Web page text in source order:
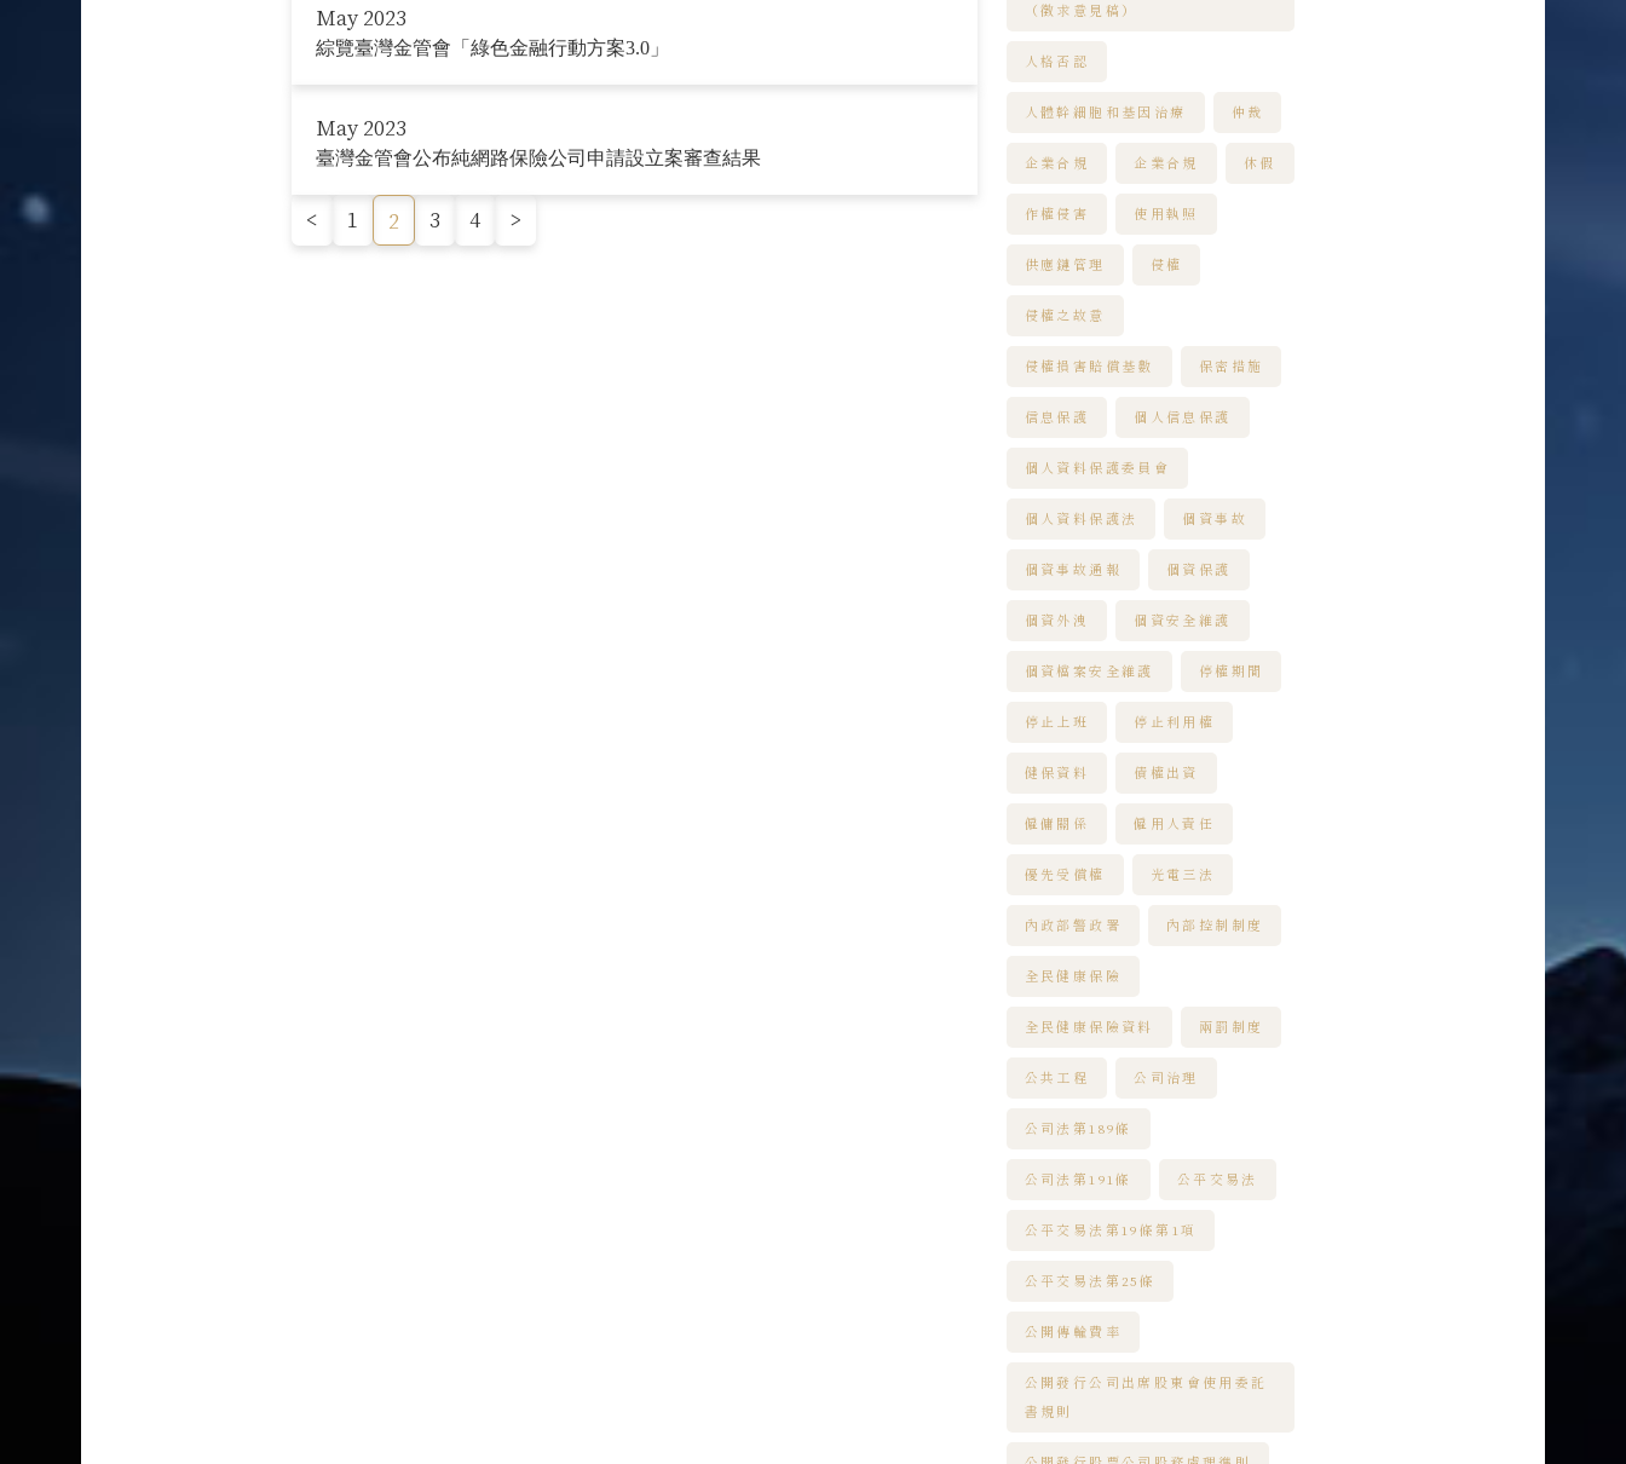
May 2023
綜覽臺灣金管會「綠色金融行動方案3.0」
May 2023
臺灣金管會公布純網路保險公司申請設立案審查結果
< 1 2 3 4 >
（徵求意見稿）
人格否認
人體幹細胞和基因治療 仲裁
企業合規 企業合規 休假
作權侵害 使用執照
供應鏈管理 侵權
侵權之故意
侵權損害賠償基數 保密措施
信息保護 個人信息保護
個人資料保護委員會
個人資料保護法 個資事故
個資事故通報 個資保護
個資外洩 個資安全維護
個資檔案安全維護 停權期間
停止上班 停止利用權
健保資料 債權出資
僱傭關係 僱用人責任
優先受償權 光電三法
內政部警政署 內部控制制度
全民健康保險
全民健康保險資料 兩罰制度
公共工程 公司治理
公司法第189條
公司法第191條 公平交易法
公平交易法第19條第1項
公平交易法第25條
公開傳輸費率
公開發行公司出席股東會使用委託
書規則